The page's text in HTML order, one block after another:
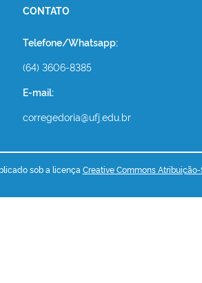
CONTATO
Telefone/Whatsapp:
(64) 3606-8385
E-mail:
corregedoria@ufj.edu.br
sob a licença Creative Commons